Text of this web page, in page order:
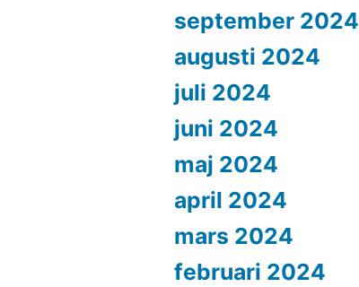
september 2024
augusti 2024
juli 2024
juni 2024
maj 2024
april 2024
mars 2024
februari 2024